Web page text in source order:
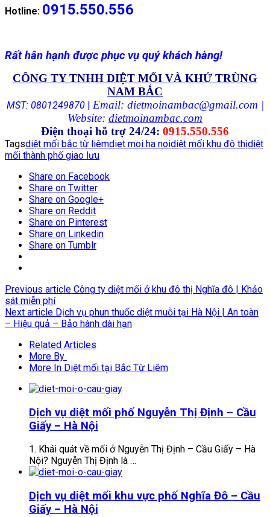
Hotline: 0915.550.556
Rất hân hạnh được phục vụ quý khách hàng!
CÔNG TY TNHH DIỆT MỐI VÀ KHỬ TRÙNG
NAM BẮC
MST: 0801249870| Email: dietmoinambac@gmail.com |
Website: dietmoinambac.com
Điện thoại hỗ trợ 24/24: 0915.550.556
Tagsdiệt mối bắc từ liêmdiet moi ha noidiệt mối khu đô thịdiệt
mối thành phố giao lưu
Share on Facebook
Share on Twitter
Share on Google+
Share on Reddit
Share on Pinterest
Share on Linkedin
Share on Tumblr
Previous article Công ty diệt mối ở khu đô thị Nghĩa đô | Khảo
sát miễn phí
Next article Dịch vụ phun thuốc diệt muỗi tại Hà Nội | An toàn
– Hiệu quả – Bảo hành dài hạn
Related Articles
More By
More In Diệt mối tại Bắc Từ Liêm
Dịch vụ diệt mối phố Nguyễn Thị Định – Cầu
Giấy – Hà Nội
1. Khái quát về mối ở Nguyễn Thị Định – Cầu Giấy – Hà
Nội? Nguyễn Thị Định là …
Dịch vụ diệt mối khu vực phố Nghĩa Đô – Cầu
Giấy – Hà Nội